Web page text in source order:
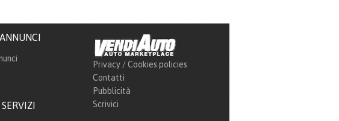
Privacy / Cookies policies
Contatti
Pubblicità
Scrivici